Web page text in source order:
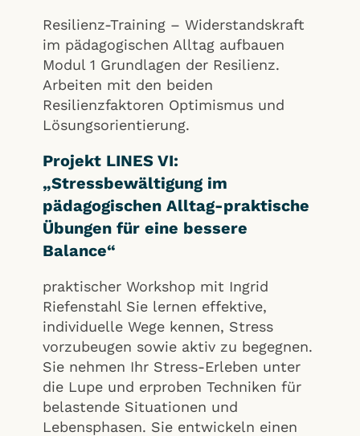
Resilienz-Training – Widerstandskraft
im pädagogischen Alltag aufbauen
Modul 1 Grundlagen der Resilienz.
Arbeiten mit den beiden
Resilienzfaktoren Optimismus und
Lösungsorientierung.
Projekt LINES VI:
„Stressbewältigung im
pädagogischen Alltag-praktische
Übungen für eine bessere
Balance“
praktischer Workshop mit Ingrid
Riefenstahl Sie lernen effektive,
individuelle Wege kennen, Stress
vorzubeugen sowie aktiv zu begegnen.
Sie nehmen Ihr Stress-Erleben unter
die Lupe und erproben Techniken für
belastende Situationen und
Lebensphasen. Sie entwickeln einen